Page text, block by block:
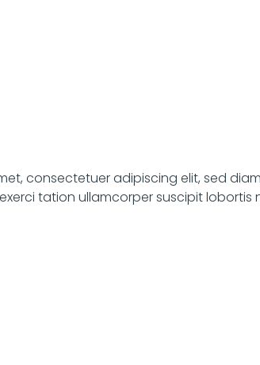
consectetuer adipiscing elit, sed
tation ullamcorper suscipit